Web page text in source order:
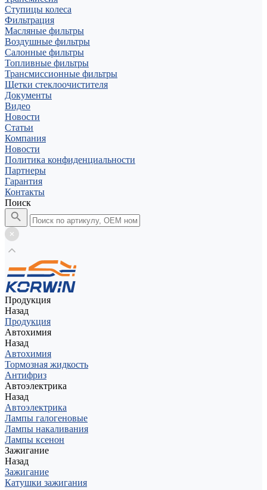
Ступицы колеса
Фильтрация
Масляные фильтры
Воздушные фильтры
Салонные фильтры
Топливные фильтры
Трансмиссионные фильтры
Щетки стеклоочистителя
Документы
Видео
Новости
Статьи
Компания
Новости
Политика конфиденциальности
Партнеры
Гарантия
Контакты
Поиск
Продукция
Назад
Продукция
Автохимия
Назад
Автохимия
Тормозная жидкость
Антифриз
Автоэлектрика
Назад
Автоэлектрика
Лампы галогеновые
Лампы накаливания
Лампы ксенон
Зажигание
Назад
Зажигание
Катушки зажигания